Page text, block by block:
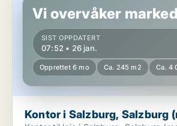
Vi overvåker
SIST OPPDATERT
07:52 • 26 jan.
Opprettet 6 mo Ca. 245 m2 Ca. 4
Kontor i Salzburg, Salzburg